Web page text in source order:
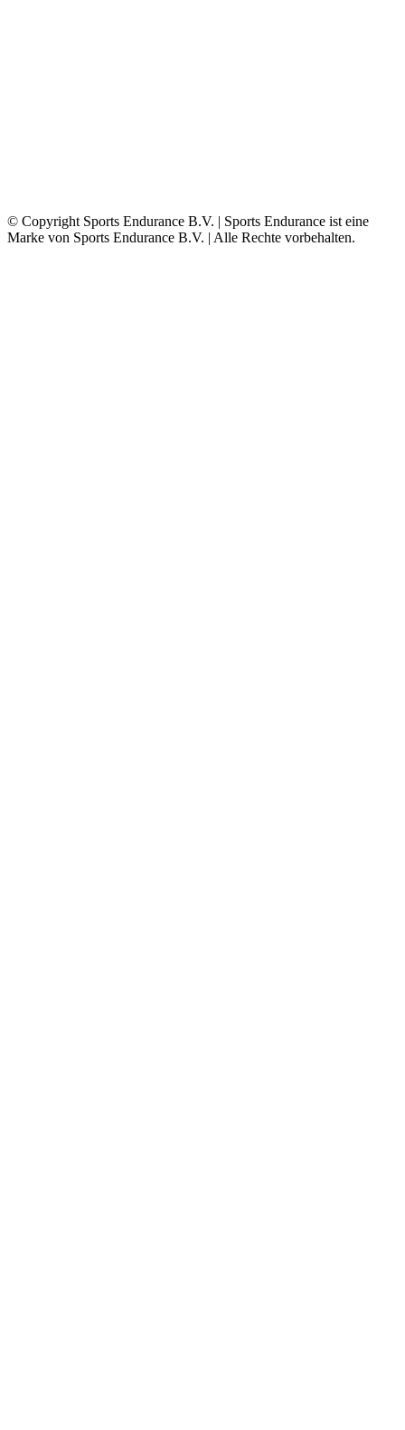
© Copyright Sports Endurance B.V. | Sports Endurance ist eine
Marke von Sports Endurance B.V. | Alle Rechte vorbehalten.